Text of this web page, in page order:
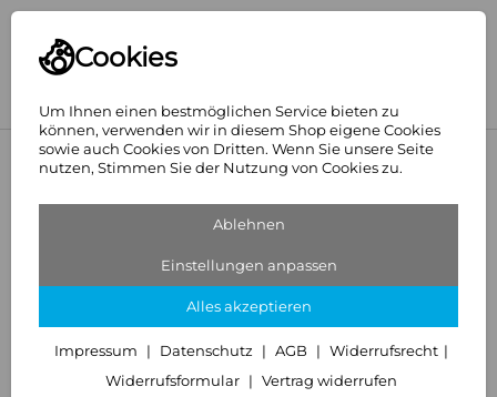
Cookies
Um Ihnen einen bestmöglichen Service bieten zu
können, verwenden wir in diesem Shop eigene Cookies
sowie auch Cookies von Dritten. Wenn Sie unsere Seite
nutzen, Stimmen Sie der Nutzung von Cookies zu.
Ablehnen
Einstellungen anpassen
Alles akzeptieren
Impressum Datenschutz AGB
Widerrufsrecht
Widerrufsformular
Vertrag widerrufen
Planheizkörper
Kompaktheizkörper mit
planebener Front
Filter (3) Sortieren